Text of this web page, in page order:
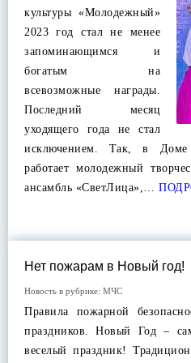
культуры «Молодежный»
2023 год стал не менее
запоминающимся и
богатым на
всевозможные награды.
Последний месяц
уходящего года не стал
исключением. Так, в Доме
работает молодежный
ансамбль «СветЛица»,…
Нет пожарам в Новый год!
Новость в рубрике: МЧС
Правила пожарной
праздников. Новый Год –
веселый праздник!